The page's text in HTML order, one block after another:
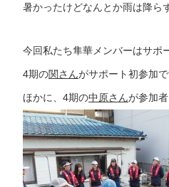
暑かったけどなんとか雨は降ら
今回私たち隼華メンバーはサポ
4期の関さんがサポート初参加で
ほかに、4期の中原さんが参加